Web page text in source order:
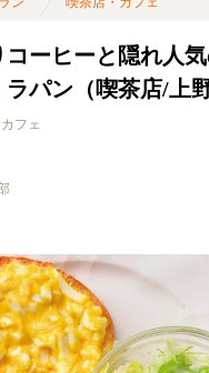
ーヒーと隠れ人
パン（喫茶店/上
フェ